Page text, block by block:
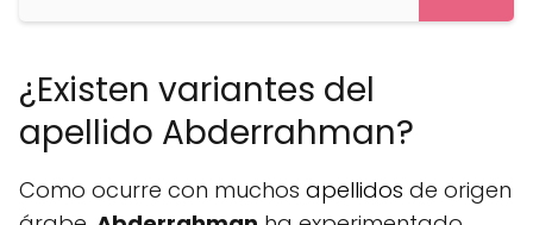
¿Existen variantes del
apellido Abderrahman?
Como ocurre con muchos apellidos de origen